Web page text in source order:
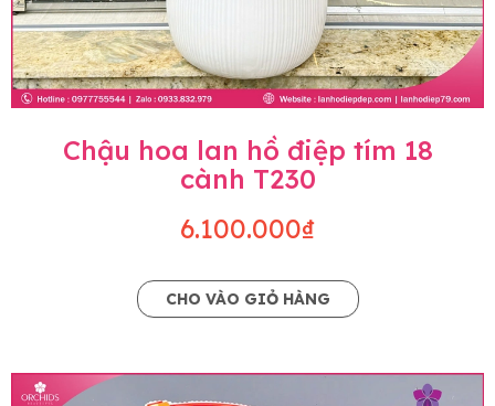
Chậu hoa lan hồ điệp tím 18
cành T230
6.100.000₫
CHO VÀO GIỎ HÀNG